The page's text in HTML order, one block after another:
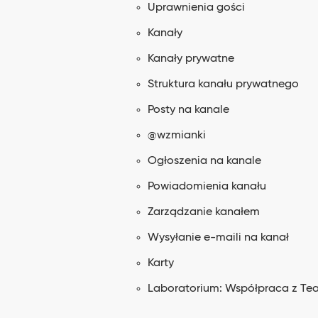
Uprawnienia gości
Kanały
Kanały prywatne
Struktura kanału prywatnego
Posty na kanale
@wzmianki
Ogłoszenia na kanale
Powiadomienia kanału
Zarządzanie kanałem
Wysyłanie e-maili na kanał
Karty
Laboratorium: Współpraca z